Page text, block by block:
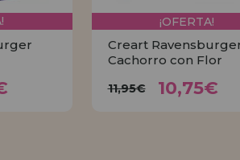
¡OFERTA!
Creart
Cachorro con Flor
11,95€ 10,75€